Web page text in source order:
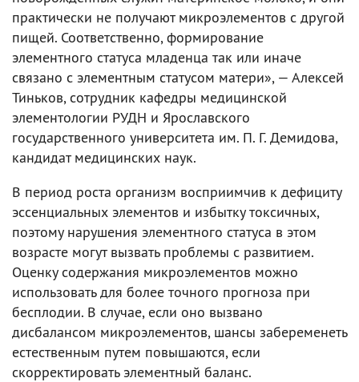
практически не получают микроэлементов с другой
пищей. Соответственно, формирование
элементного статуса младенца так или иначе
связано с элементным статусом матери», — Алексей
Тиньков, сотрудник кафедры медицинской
элементологии РУДН и Ярославского
государственного университета им. П. Г. Демидова,
кандидат медицинских наук.
В период роста организм восприимчив к дефициту
эссенциальных элементов и избытку токсичных,
поэтому нарушения элементного статуса в этом
возрасте могут вызвать проблемы с развитием.
Оценку содержания микроэлементов можно
использовать для более точного прогноза при
бесплодии. В случае, если оно вызвано
дисбалансом микроэлементов, шансы забеременеть
естественным путем повышаются, если
скорректировать элементный баланс.